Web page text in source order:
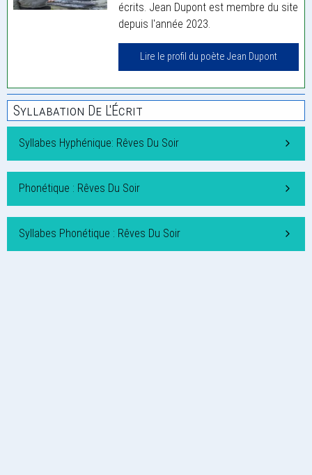
écrits. Jean Dupont est membre du site
depuis l'année 2023.
Lire le profil du poète Jean Dupont
Syllabation De L'Écrit
Syllabes Hyphénique: Rêves Du Soir
Phonétique : Rêves Du Soir
Syllabes Phonétique : Rêves Du Soir